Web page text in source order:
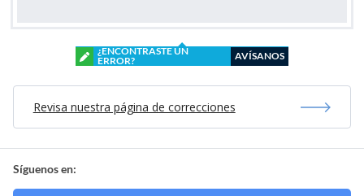
¿ENCONTRASTE UN
ERROR?
AVÍSANOS
Revisa nuestra página de correcciones
Síguenos en: